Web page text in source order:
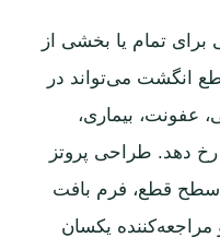
تمام یا بخشی از
انگشت می‌تواند در
عفونت، بیماری،
رخ دهد. طراحی پروتز
سطح قطع، فرم بافت
مراجعه‌کننده یکسان